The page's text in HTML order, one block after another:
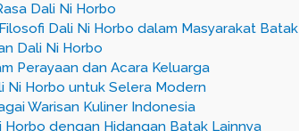
Dali Ni Horbo
Dali Ni Horbo dalam Masyarakat Batak
Dali Ni Horbo
Perayaan dan Acara Keluarga
Horbo untuk Selera Modern
Warisan Kuliner Indonesia
dengan Hidangan Batak Lainnya